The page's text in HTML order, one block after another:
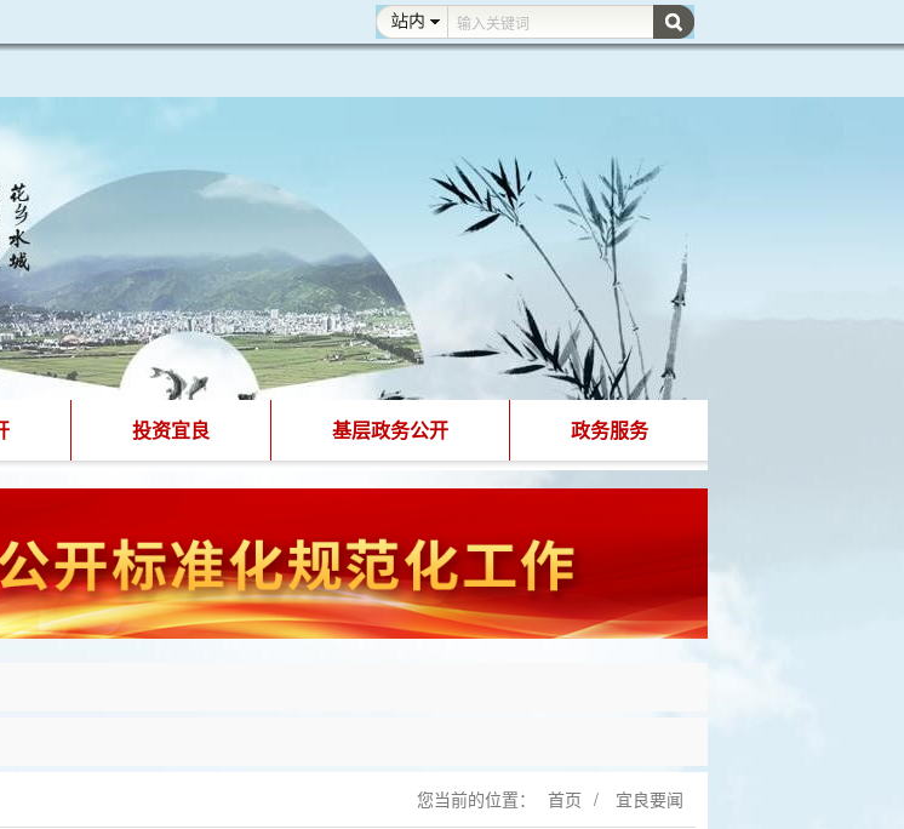
投资宜良 基层政务公开 政务服务
您当前的位置： 首页 / 宜良要闻